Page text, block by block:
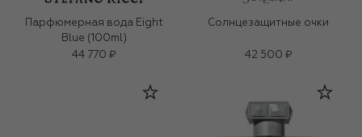
Парфюмерная вода Eight
Blue (100ml)
44 770 ₽
Солнцезащитные очки
42 500 ₽